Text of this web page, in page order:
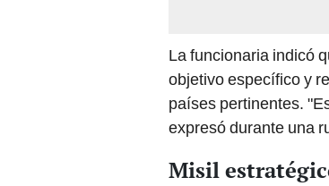
La funcionaria indicó
objetivo específico y
países pertinentes.
expresó durante una
Misil